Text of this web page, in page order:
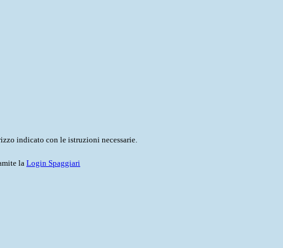
indicato con le istruzioni necessarie.
la Login Spaggiari